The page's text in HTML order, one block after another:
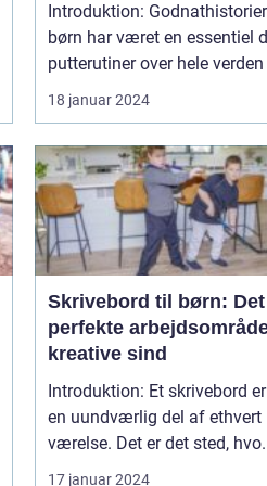
Introduktion: Godnathistorier for
børn har været en essentiel
putterutiner over hele verden
18 januar 2024
Skrivebord til børn: Det
perfekte
kreative sind
Introduktion: Et skrivebord
en uundværlig del af ethvert
værelse. Det er det sted,
17 januar 2024